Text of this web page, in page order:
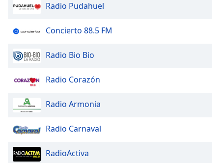
Radio Pudahuel
Concierto 88.5 FM
Radio Bio Bio
Radio Corazón
Radio Armonia
Radio Carnaval
RadioActiva